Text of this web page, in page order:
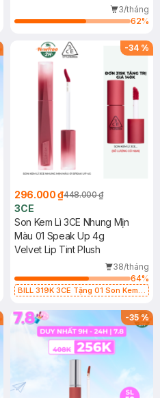
3/tháng
62%
-34 %
296.000 ₫448.000 ₫
3CE
Son Kem Lì 3CE Nhung Mịn
Màu 01 Speak Up 4g
Velvet Lip Tint Plush
38/tháng
64%
BILL 319K 3CE Tặng 01 Son Kem
1.5g (SL có hạn)
-35%